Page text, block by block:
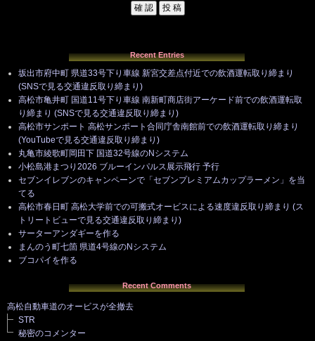
Recent Entries
坂出市府中町 県道33号下り車線 新宮交差点付近での飲酒運転取り締まり
(SNSで見る交通違反取り締まり)
高松市亀井町 国道11号下り車線 南新町商店街アーケード前での飲酒運転取
り締まり (SNSで見る交通違反取り締まり)
高松市サンポート 高松サンポート合同庁舎南館前での飲酒運転取り締まり
(YouTubeで見る交通違反取り締まり)
丸亀市綾歌町岡田下 国道32号線のNシステム
小松島港まつり2026 ブルーインパルス展示飛行 予行
セブンイレブンのキャンペーンで「セブンプレミアムカップラーメン」を当
てる
高松市春日町 高松大学前での可搬式オービスによる速度違反取り締まり (ス
トリートビューで見る交通違反取り締まり)
サーターアンダギーを作る
まんのう町七箇 県道4号線のNシステム
ブコパイを作る
Recent Comments
高松自動車道のオービスが全撤去
STR
秘密のコメンター